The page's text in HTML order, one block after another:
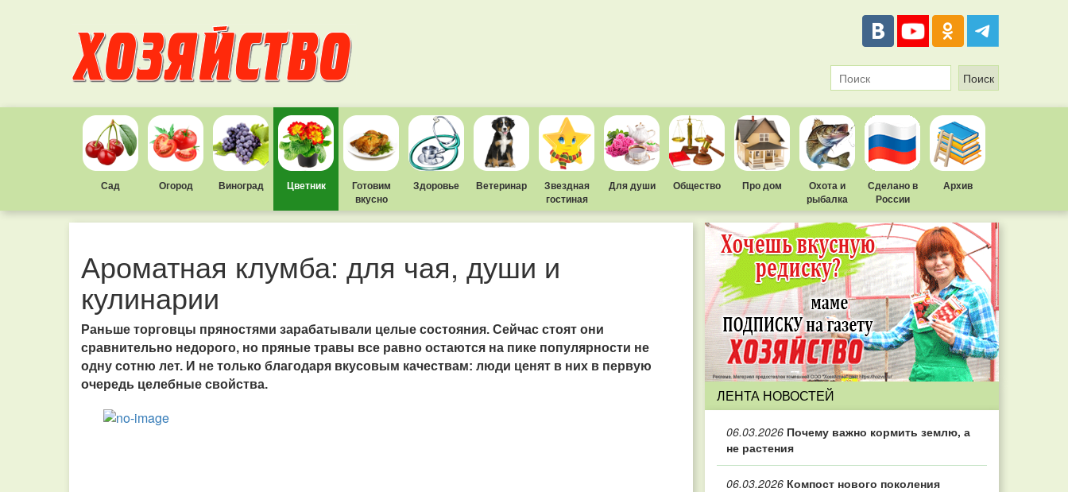
Сад Огород Виноград Цветник
Готовим
вкусно
Здоровье Ветеринар
Звездная
гостиная
Для души Общество Про дом
Охота и
рыбалка
Сделано в
России
Архив
Ароматная клумба: для чая, души и
кулинарии
Раньше торговцы пряностями зарабатывали целые состояния. Сейчас стоят они
сравнительно недорого, но пряные травы все равно остаются на пике популярности не
одну сотню лет. И не только благодаря вкусовым качествам: люди ценят в них в первую
очередь целебные свойства.
ЛЕНТА НОВОСТЕЙ
06.03.2026 Почему важно кормить землю, а
не растения
06.03.2026 Компост нового поколения